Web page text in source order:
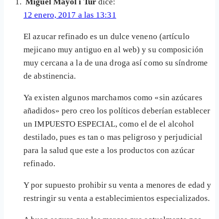
Miguel Mayol i Tur dice:
12 enero, 2017 a las 13:31
El azucar refinado es un dulce veneno (artículo
mejicano muy antiguo en al web) y su composición
muy cercana a la de una droga así como su síndrome
de abstinencia.
Ya existen algunos marchamos como «sin azúcares
añadidos» pero creo los políticos deberían establecer
un IMPUESTO ESPECIAL, como el de el alcohol
destilado, pues es tan o mas peligroso y perjudicial
para la salud que este a los productos con azúcar
refinado.
Y por supuesto prohibir su venta a menores de edad y
restringir su venta a establecimientos especializados.